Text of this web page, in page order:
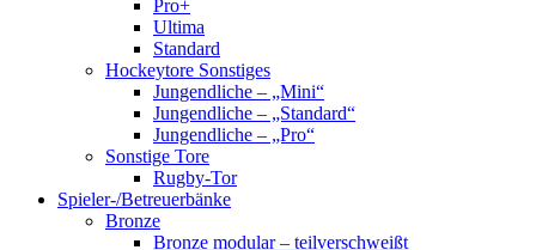
Pro+
Ultima
Standard
Hockeytore Sonstiges
Jungendliche – „Mini“
Jungendliche – „Standard“
Jungendliche – „Pro“
Sonstige Tore
Rugby-Tor
Spieler-/Betreuerbänke
Bronze
Bronze modular – teilverschweißt